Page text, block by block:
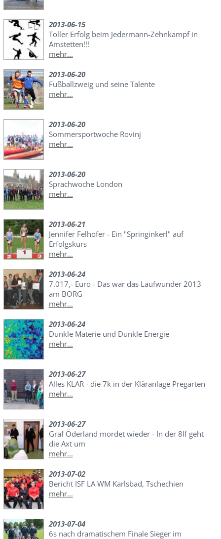
2013-06-15
Toller Erfolg beim Jedermann-Zehnkampf in
Amstetten!!!
mehr...
2013-06-20
Fußballzweig und seine Talente
mehr...
2013-06-20
Sommersportwoche Rovinj
mehr...
2013-06-20
Sprachwoche London
mehr...
2013-06-21
Jennifer Felhofer - Ein "Springinkerl" auf
Erfolgskurs
mehr...
2013-06-24
7.017,- Euro - Das war das Laufwunder 2013
am BORG
mehr...
2013-06-24
Dunkle Materie und Dunkle Energie
mehr...
2013-06-27
Alles KLAR - die 7k in der Kläranlage Pregarten
mehr...
2013-06-27
Graf Öderland mordet wieder - In der 8lf geht
die Axt um
mehr...
2013-07-02
Bericht ISF LA WM Karlsbad, Tschechien
mehr...
2013-07-04
6s nach dramatischem Finale Sieger im